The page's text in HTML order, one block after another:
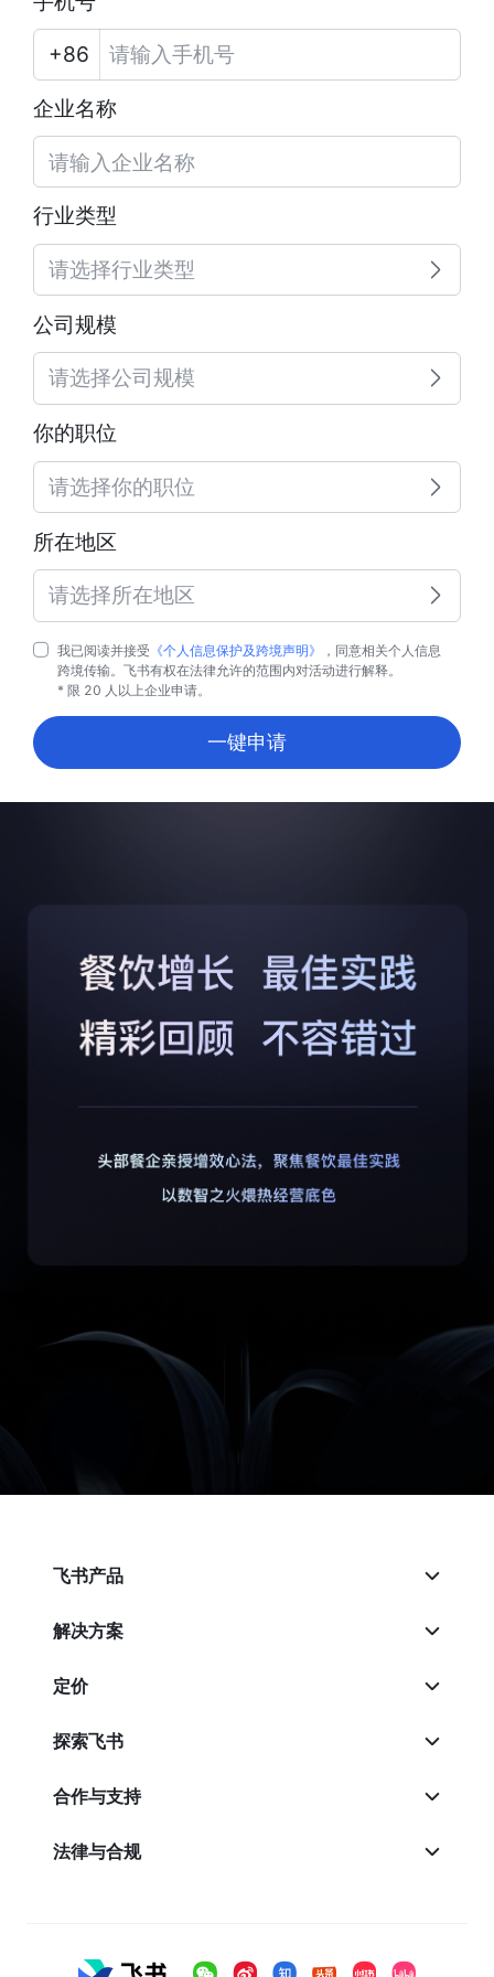
企业名称
行业类型
请选择行业类型
公司规模
请选择公司规模
你的职位
请选择你的职位
所在地区
请选择所在地区
我已阅读并接受 《个人信息保护及跨境声明》
，同意相关个人信息
跨境传输。飞书有权在法律允许的范围内对活动进行解释。
* 限 20 人以上企业申请。
一键申请
飞书产品
解决方案
定价
探索飞书
合作与支持
法律与合规